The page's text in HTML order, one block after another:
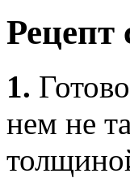
Рецепт
1.
нем не